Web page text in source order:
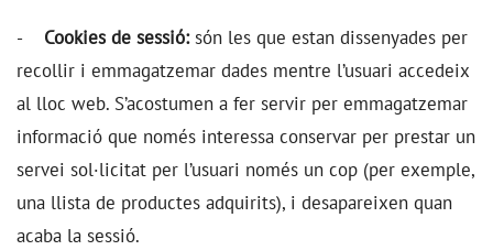
- Cookies de sessió:són les que estan dissenyades per
recollir i emmagatzemar dades mentre l’usuari accedeix
al lloc web. S’acostumen a fer servir per emmagatzemar
informació que només interessa conservar per prestar un
servei sol·licitat per l’usuari només un cop (per exemple,
una llista de productes adquirits), i desapareixen quan
acaba la sessió.